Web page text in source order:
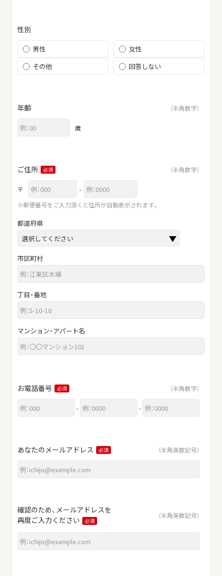
性別
男性
女性
その他
回答しない
年齢 （半角数字）
歳
ご住所 必須 （半角数字）
〒
-
※郵便番号をご入力頂くと住所が自動表示されます。
都道府県
市区町村
丁目・番地
マンション・アパート名
お電話番号 必須 （半角数字）
- -
あなたのメールアドレス 必須 （半角英数記号）
確認のため、メールアドレスを
再度ご入力ください
必須
（半角英数記号）